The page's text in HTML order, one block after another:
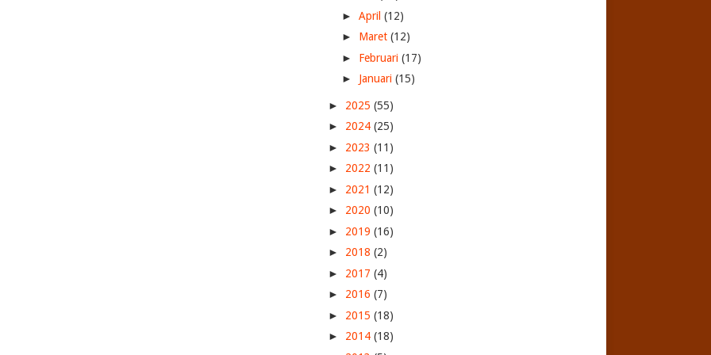
► April (12)
► Maret (12)
► Februari (17)
► Januari (15)
► 2025 (55)
► 2024 (25)
► 2023 (11)
► 2022 (11)
► 2021 (12)
► 2020 (10)
► 2019 (16)
► 2018 (2)
► 2017 (4)
► 2016 (7)
► 2015 (18)
► 2014 (18)